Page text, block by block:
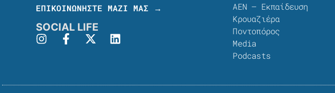
ΕΠΙΚΟΙΝΩΝΗΣΤΕ ΜΑΖΙ ΜΑΣ →
SOCIAL LIFE
ΑΕΝ – Εκπαίδευση
Κρουαζιέρα
Ποντοπόρος
Media
Podcasts